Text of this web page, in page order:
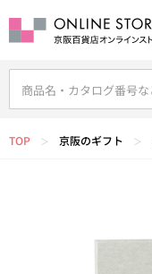
TOP ＞ 京阪のギフト ＞